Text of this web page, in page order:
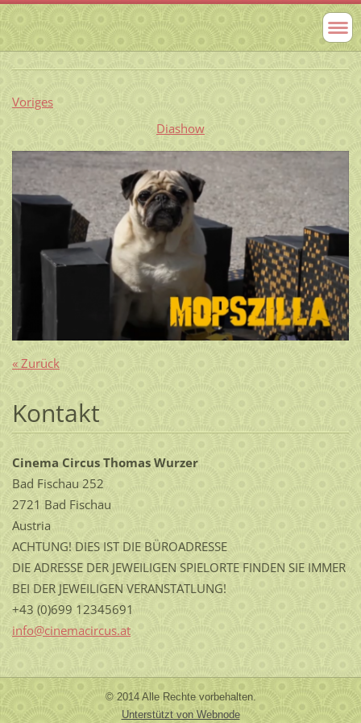
Voriges
Diashow
« Zurück
Kontakt
Cinema Circus Thomas Wurzer
Bad Fischau 252
2721 Bad Fischau
Austria
ACHTUNG! DIES IST DIE BÜROADRESSE
DIE ADRESSE DER JEWEILIGEN SPIELORTE FINDEN SIE IMMER
BEI DER JEWEILIGEN VERANSTATLUNG!
+43 (0)699 12345691
info@cinemacircus.at
© 2014 Alle Rechte vorbehalten.
Unterstützt von Webnode